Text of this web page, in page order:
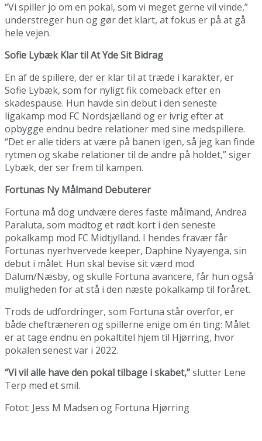
“Vi spiller jo om en pokal, som vi meget gerne vil vinde,”
understreger hun og gør det klart, at fokus er på at gå
hele vejen.
Sofie Lybæk Klar til At Yde Sit Bidrag
En af de spillere, der er klar til at træde i karakter, er
Sofie Lybæk, som for nyligt fik comeback efter en
skadespause. Hun havde sin debut i den seneste
ligakamp mod FC Nordsjælland og er ivrig efter at
opbygge endnu bedre relationer med sine medspillere.
“Det er alle tiders at være på banen igen, så jeg kan finde
rytmen og skabe relationer til de andre på holdet,” siger
Lybæk, der ser frem til kampen.
Fortunas Ny Målmand Debuterer
Fortuna må dog undvære deres faste målmand, Andrea
Paraluta, som modtog et rødt kort i den seneste
pokalkamp mod FC Midtjylland. I hendes fravær får
Fortunas nyerhvervede keeper, Daphine Nyayenga, sin
debut i målet. Hun skal bevise sit værd mod
Dalum/Næsby, og skulle Fortuna avancere, får hun også
muligheden for at stå i den næste pokalkamp til foråret.
Trods de udfordringer, som Fortuna står overfor, er
både cheftræneren og spillerne enige om én ting: Målet
er at tage endnu en pokaltitel hjem til Hjørring, hvor
pokalen senest var i 2022.
“Vi vil alle have den pokal tilbage i skabet,”slutter Lene
Terp med et smil.
Fotot: Jess M Madsen og Fortuna Hjørring